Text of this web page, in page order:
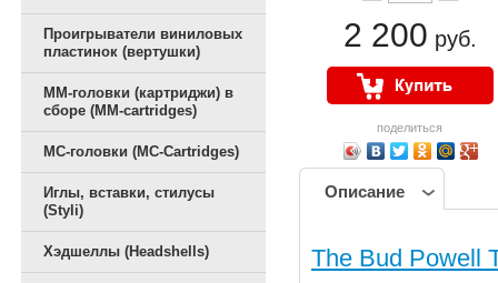
Проигрыватели виниловых
пластинок (вертушки)
ММ-головки (картриджи) в
сборе (MM-cartridges)
MC-головки (MC-Cartridges)
Иглы, вставки, стилусы
(Styli)
Хэдшеллы (Headshells)
2 200 руб.
поделиться
Описание
The Bud Powell